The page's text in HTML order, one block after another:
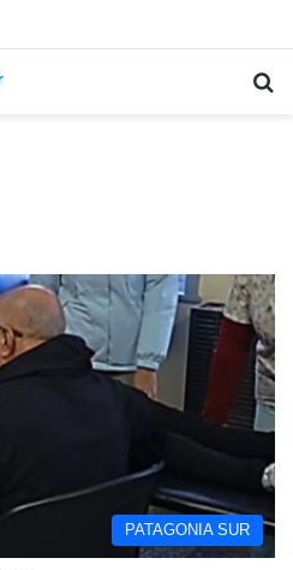
en la hidatidosis
PATAGONIA SUR